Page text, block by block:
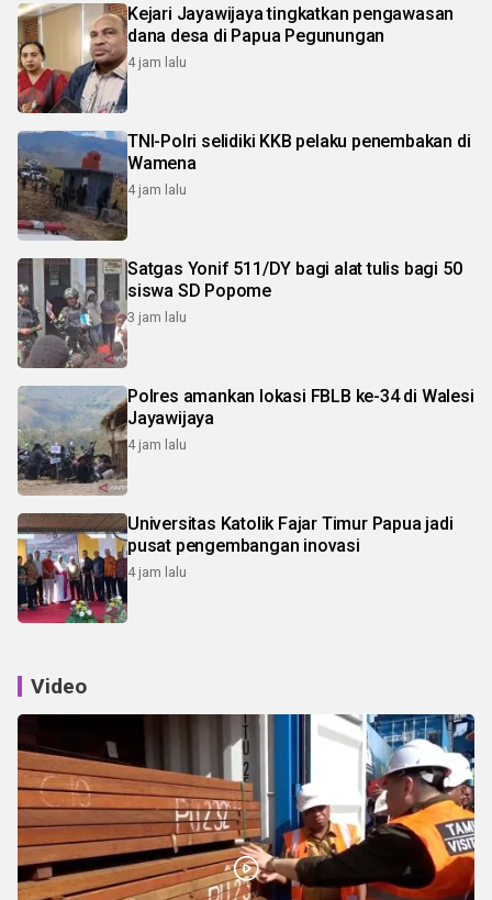
Kejari Jayawijaya tingkatkan pengawasan
dana desa di Papua Pegunungan
4 jam lalu
TNI-Polri selidiki KKB pelaku penembakan di
Wamena
4 jam lalu
Satgas Yonif 511/DY bagi alat tulis bagi 50
siswa SD Popome
3 jam lalu
Polres amankan lokasi FBLB ke-34 di Walesi
Jayawijaya
4 jam lalu
Universitas Katolik Fajar Timur Papua jadi
pusat pengembangan inovasi
4 jam lalu
Video